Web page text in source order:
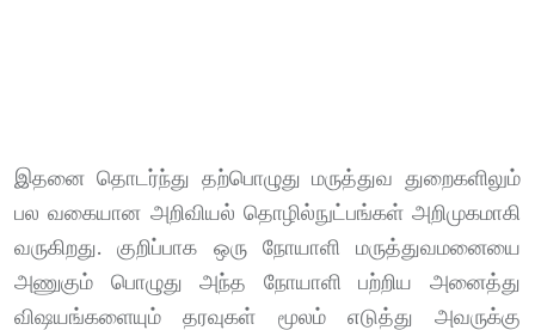
இதனை தொடர்ந்து தற்பொழுது மருத்துவ துறைகளிலும்
பல வகையான அறிவியல் தொழில்நுட்பங்கள் அறிமுகமாகி
வருகிறது. குறிப்பாக ஒரு நோயாளி மருத்துவமனையை
அணுகும் பொழுது அந்த நோயாளி பற்றிய அனைத்து
விஷயங்களையும் தரவுகள் மூலம் எடுத்து அவருக்கு